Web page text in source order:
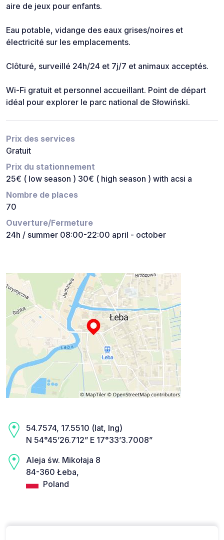
aire de jeux pour enfants.
Eau potable, vidange des eaux grises/noires et
électricité sur les emplacements.
Clôturé, surveillé 24h/24 et 7j/7 et animaux acceptés.
Wi-Fi gratuit et personnel accueillant. Point de départ
idéal pour explorer le parc national de Słowiński.
Prix des services
Gratuit
Prix du stationnement
25€ ( low season ) 30€ ( high season ) with acsi a
Nombre de places
70
Ouverture/Fermeture
24h / summer 08:00-22:00 april - october
54.7574, 17.5510 (lat, lng)
N 54°45’26.712” E 17°33’3.7008”
Aleja św. Mikołaja 8
84-360 Łeba,
Poland